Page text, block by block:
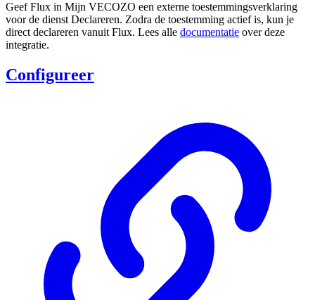
Geef Flux in Mijn VECOZO een externe toestemmingsverklaring
voor de dienst Declareren. Zodra de toestemming actief is, kun je
direct declareren vanuit Flux. Lees alle documentatie over deze
integratie.
Configureer